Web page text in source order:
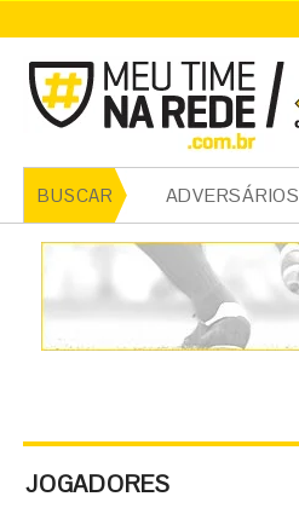
BUSCAR ADVERSÁRIOS
JOGADORES